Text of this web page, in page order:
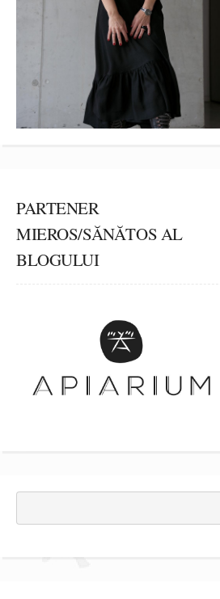
PARTENER
MIEROS/SĂNĂTOS AL
BLOGULUI